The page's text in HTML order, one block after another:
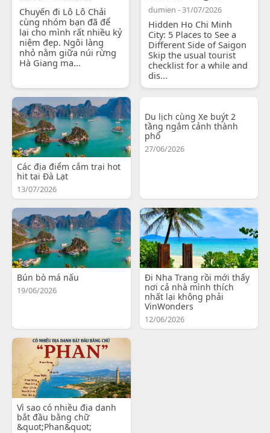
Chuyến đi Lô Lô Chải
cùng nhóm bạn đã để
lại cho mình rất nhiều kỷ
niệm đẹp. Ngôi làng
nhỏ nằm giữa núi rừng
Hà Giang ma...
dumien - 31/07/2026
Hidden Ho Chi Minh
City: 5 Places to See a
Different Side of Saigon
Skip the usual tourist
checklist for a while and
dis...
Các địa điểm cắm trại hot
hit tại Đà Lạt
13/07/2026
Du lịch cùng Xe buýt 2
tầng ngắm cảnh thành
phố
27/06/2026
Bún bò má nấu
19/06/2026
Đi Nha Trang rồi mới thấy
nơi cả nhà mình thích
nhất lại không phải
VinWonders
12/06/2026
Vì sao có nhiều địa danh
bắt đầu bằng chữ
&quot;Phan&quot;